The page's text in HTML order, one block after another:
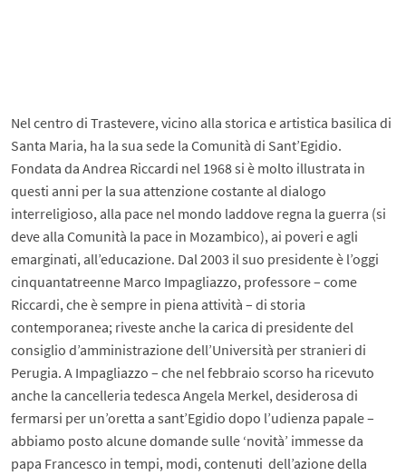
Nel centro di Trastevere, vicino alla storica e artistica basilica di
Santa Maria, ha la sua sede la Comunità di Sant’Egidio.
Fondata da Andrea Riccardi nel 1968 si è molto illustrata in
questi anni per la sua attenzione costante al dialogo
interreligioso, alla pace nel mondo laddove regna la guerra (si
deve alla Comunità la pace in Mozambico), ai poveri e agli
emarginati, all’educazione. Dal 2003 il suo presidente è l’oggi
cinquantatreenne Marco Impagliazzo, professore – come
Riccardi, che è sempre in piena attività – di storia
contemporanea; riveste anche la carica di presidente del
consiglio d’amministrazione dell’Università per stranieri di
Perugia. A Impagliazzo – che nel febbraio scorso ha ricevuto
anche la cancelleria tedesca Angela Merkel, desiderosa di
fermarsi per un’oretta a sant’Egidio dopo l’udienza papale –
abbiamo posto alcune domande sulle ‘novità’ immesse da
papa Francesco in tempi, modi, contenuti dell’azione della